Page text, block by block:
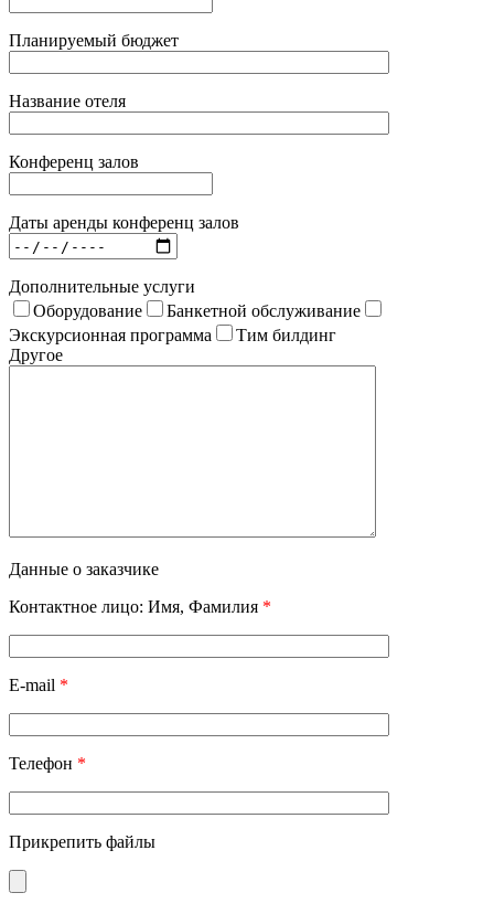
Планируемый бюджет
Название отеля
Конференц залов
Даты аренды конференц залов
Дополнительные услуги
Оборудование
Банкетной обслуживание
Экскурсионная программа
Тим билдинг
Другое
Данные о заказчике
Контактное лицо: Имя, Фамилия *
E-mail *
Телефон *
Прикрепить файлы